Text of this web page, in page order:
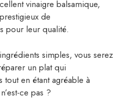
vinaigre balsamique,
de
pour leur qualité.
simples, vous serez
un plat qui
tout en étant agréable à
ce pas ?